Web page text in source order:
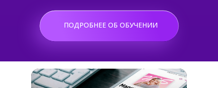
ПОДРОБНЕЕ ОБ ОБУЧЕНИИ